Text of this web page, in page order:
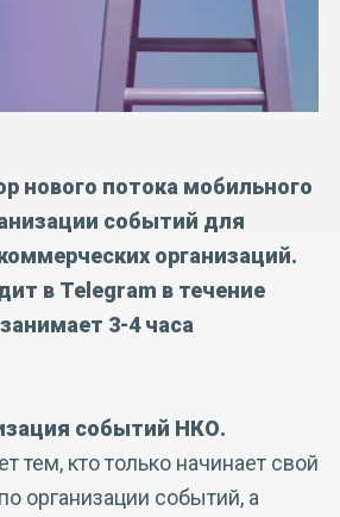
нового потока мобильного
событий для
организаций.
в Telegram в течение
3-4 часа
событий НКО.
тем, кто только начинает свой
организации событий, а